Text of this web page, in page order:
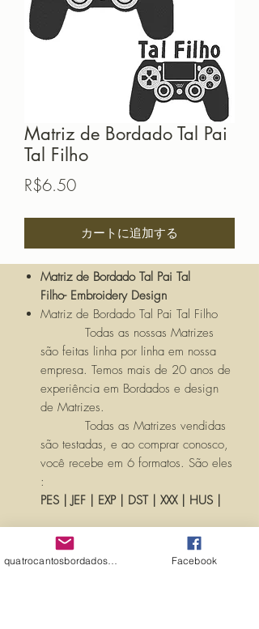
Matriz de Bordado Tal Pai
Tal Filho
R$6.50価
カートに追加する
Matriz de Bordado Tal Pai Tal
Filho- Embroidery Design
Matriz de Bordado Tal Pai Tal Filho
Todas as nossas Matrizes
são feitas linha por linha em nossa
empresa. Temos mais de 20 anos de
experiência em Bordados e design
de Matrizes.
Todas as Matrizes vendidas
são testadas, e ao comprar conosco,
você recebe em 6 formatos. São eles
:
PES | JEF | EXP | DST | XXX | HUS |
Você receberá um LINK com seu
produto, para ser baixado pósFacebook